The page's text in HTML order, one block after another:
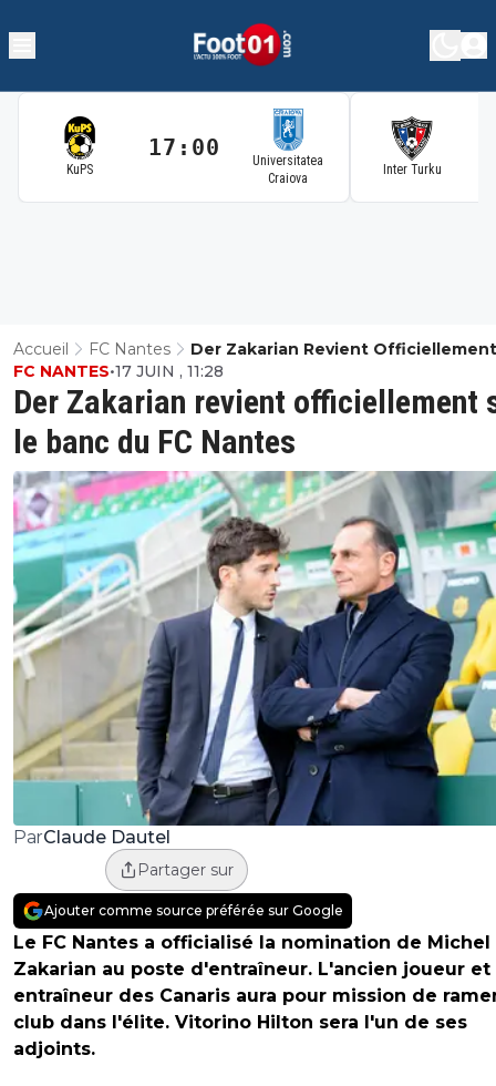
KuPS
17:00
Universitatea
Craiova
Inter Turku
Accueil FC Nantes
Der Zakarian Revient
Le Banc Du FC Nantes
Der Zakarian revient officiellement
le banc du FC Nantes
FC NANTES•17 JUIN , 11:28
ParClaude Dautel
Partager sur
Ajouter comme source préférée sur Google
Le FC Nantes a officialisé la nomination de Michel
Zakarian au poste d'entraîneur. L'ancien joueur et
entraîneur des Canaris aura pour mission de
club dans l'élite. Vitorino Hilton sera l'un de ses
adjoints.